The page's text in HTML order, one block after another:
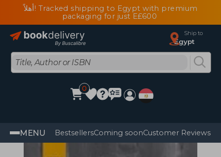
أهلاً! Tracked shipping to Egypt with premium
packaging for just E£600
Ship to
Egypt
0
MENU BestsellersComing soonCustomer Reviews